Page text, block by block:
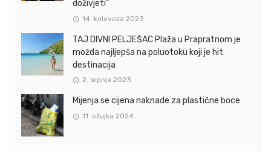
doživjeti”
14. kolovoza 2023.
TAJ DIVNI PELJEŠAC Plaža u Prapratnom je
možda najljepša na poluotoku koji je hit
destinacija
2. srpnja 2023.
Mijenja se cijena naknade za plastične boce
11. ožujka 2024.